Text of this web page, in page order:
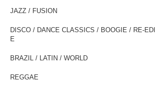
JAZZ / FUSION
DISCO / DANCE CLASSICS / BOOGIE / RE-
E
BRAZIL / LATIN / WORLD
REGGAE